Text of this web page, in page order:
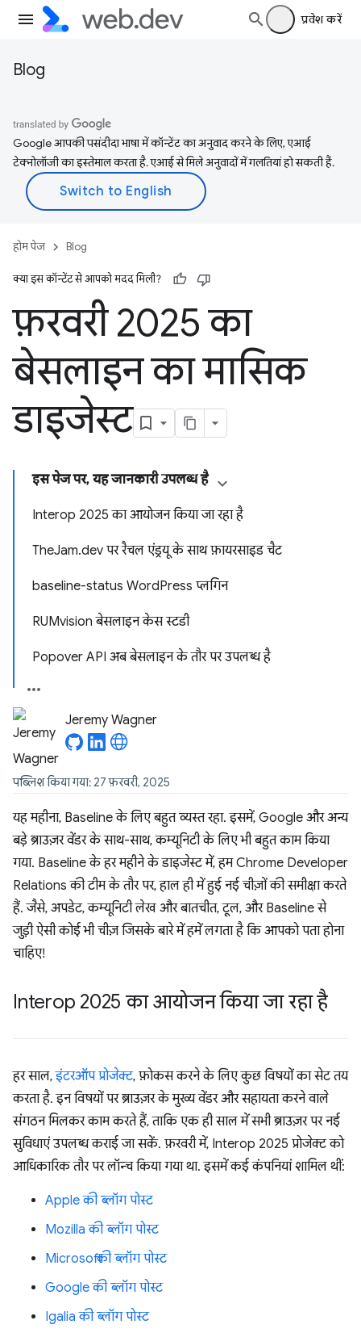
प्रवेश करें
Blog
Google आपकी पसंदीदा भाषा में कॉन्टेंट का अनुवाद करने के लिए, एआई
टेक्नोलॉजी का इस्तेमाल करता है. एआई से मिले अनुवादों में गलतियां हो सकती हैं.
होम पेज Blog
क्या इस कॉन्टेंट से आपको मदद मिली?
फ़रवरी 2025 का
बेसलाइन का मासिक
डाइजेस्ट
इस पेज पर, यह जानकारी उपलब्ध है
Interop 2025 का आयोजन किया जा रहा है
TheJam.dev पर रैचल एंड्रयू के साथ फ़ायरसाइड चैट
baseline-status WordPress प्लगिन
RUMvision बेसलाइन केस स्टडी
Popover API अब बेसलाइन के तौर पर उपलब्ध है
Jeremy Wagner
पब्लिश किया गया: 27 फ़रवरी, 2025
यह महीना, Baseline के लिए बहुत व्यस्त रहा. इसमें, Google और अन्य
बड़े ब्राउज़र वेंडर के साथ-साथ, कम्यूनिटी के लिए भी बहुत काम किया
गया. Baseline के हर महीने के डाइजेस्ट में, हम Chrome Developer
Relations की टीम के तौर पर, हाल ही में हुई नई चीज़ों की समीक्षा करते
हैं. जैसे, अपडेट, कम्यूनिटी लेख और बातचीत, टूल, और Baseline से
जुड़ी ऐसी कोई भी चीज़ जिसके बारे में हमें लगता है कि आपको पता होना
चाहिए!
Interop 2025 का आयोजन किया जा रहा है
हर साल,इंटरऑप प्रोजेक्ट, फ़ोकस करने के लिए कुछ विषयों का सेट तय
करता है. इन विषयों पर ब्राउज़र के मुख्य वेंडर और सहायता करने वाले
संगठन मिलकर काम करते हैं, ताकि एक ही साल में सभी ब्राउज़र पर नई
सुविधाएं उपलब्ध कराई जा सकें. फ़रवरी में, Interop 2025 प्रोजेक्ट को
आधिकारिक तौर पर लॉन्च किया गया था. इसमें कई कंपनियां शामिल थीं:
Apple की ब्लॉग पोस्ट
Mozilla की ब्लॉग पोस्ट
Microsoft की ब्लॉग पोस्ट
Google की ब्लॉग पोस्ट
Igalia की ब्लॉग पोस्ट